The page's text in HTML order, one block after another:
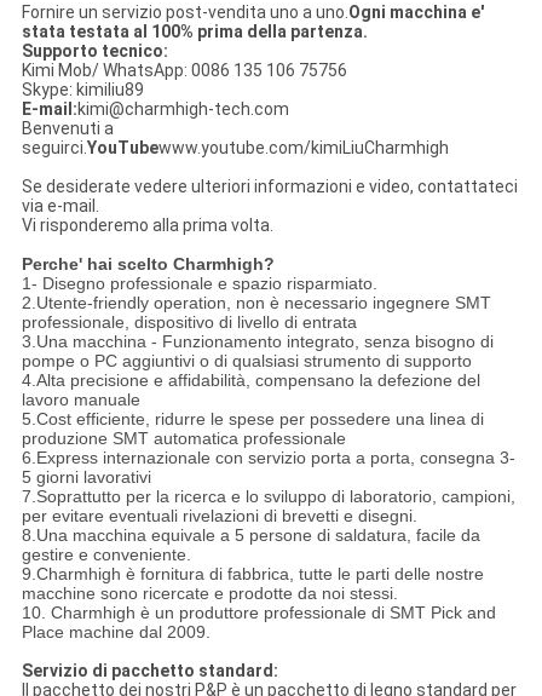
Fornire un servizio post-vendita uno a uno. Ogni macchina e'
stata testata al 100% prima della partenza.
Supporto tecnico:
Kimi Mob/ WhatsApp: 0086 135 106 75756
Skype: kimiliu89
E-mail:kimi@charmhigh-tech.com
Benvenuti a
seguirci. YouTubewww.youtube.com/kimiLiuCharmhigh
Se desiderate vedere ulteriori informazioni e video, contattateci
via e-mail.
Vi risponderemo alla prima volta.
Perche' hai scelto Charmhigh?
1- Disegno professionale e spazio risparmiato.
2.Utente-friendly operation, non è necessario ingegnere SMT
professionale, dispositivo di livello di entrata
3.Una macchina - Funzionamento integrato, senza bisogno di
pompe o PC aggiuntivi o di qualsiasi strumento di supporto
4.Alta precisione e affidabilità, compensano la defezione del
lavoro manuale
5.Cost efficiente, ridurre le spese per possedere una linea di
produzione SMT automatica professionale
6.Express internazionale con servizio porta a porta, consegna 3-
5 giorni lavorativi
7.Soprattutto per la ricerca e lo sviluppo di laboratorio, campioni,
per evitare eventuali rivelazioni di brevetti e disegni.
8.Una macchina equivale a 5 persone di saldatura, facile da
gestire e conveniente.
9.Charmhigh è fornitura di fabbrica, tutte le parti delle nostre
macchine sono ricercate e prodotte da noi stessi.
10. Charmhigh è un produttore professionale di SMT Pick and
Place machine dal 2009.
Servizio di pacchetto standard:
Il pacchetto dei nostri P&P è un pacchetto di legno standard per